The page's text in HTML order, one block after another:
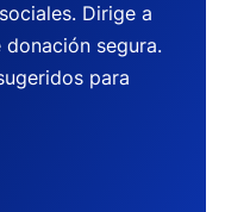
Dirige a
segura.
para